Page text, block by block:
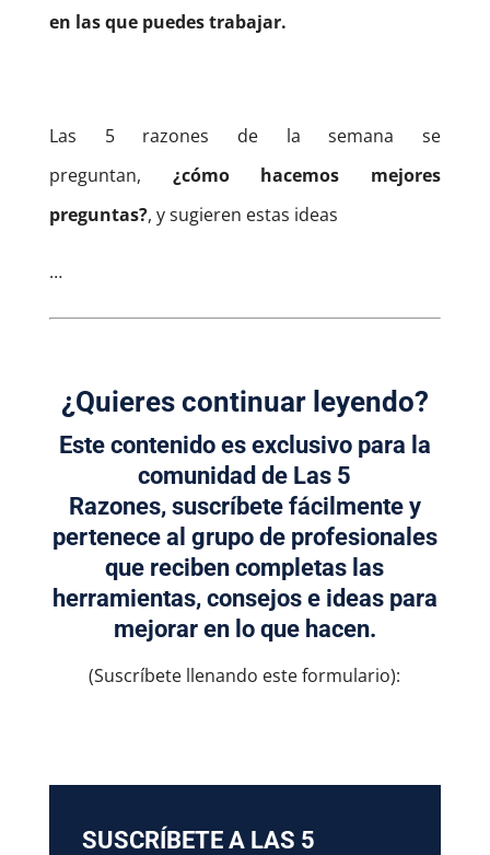
en las que puedes trabajar.
Las 5 razones de la semana se
preguntan, ¿cómo hacemos mejores
preguntas?, y sugieren estas ideas
…
¿Quieres continuar leyendo?
Este contenido es exclusivo para la
comunidad de Las 5
Razones,suscríbete fácilmente y
pertenece al grupo de profesionales
que reciben completas las
herramientas, consejos e ideas para
mejorar en lo que hacen.
(Suscríbete llenando este formulario):
SUSCRÍBETE A LAS 5